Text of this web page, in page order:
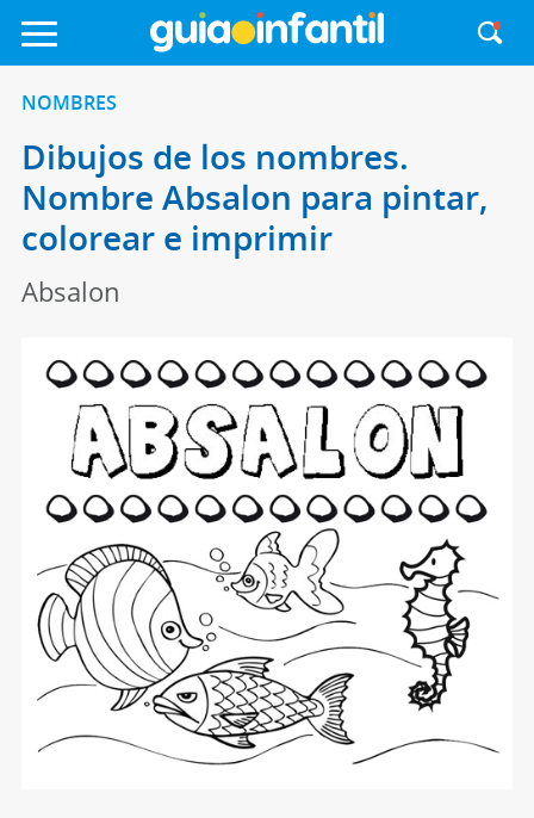
NOMBRES
Dibujos de los nombres.
Nombre Absalon para pintar,
colorear e imprimir
Absalon